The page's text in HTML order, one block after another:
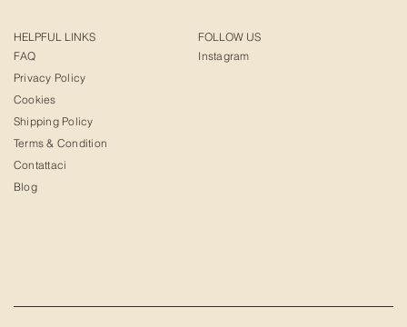
HELPFUL LINKS
FAQ
Privacy Policy
Cookies
Shipping Policy
Terms & Condition
Contattaci
Blog
FOLLOW US
Instagram